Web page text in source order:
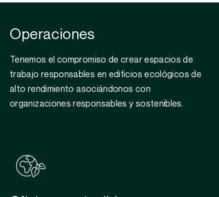
Operaciones
Tenemos el compromiso de crear espacios de
trabajo responsables en edificios ecológicos de
alto rendimiento asociándonos con
organizaciones responsables y sostenibles.